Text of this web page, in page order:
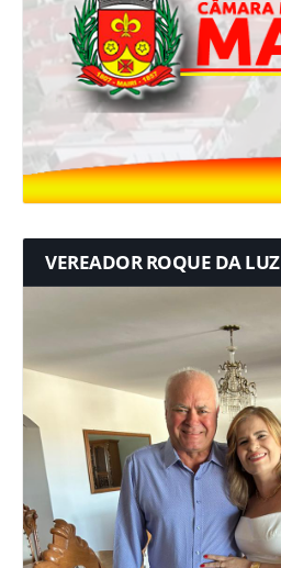
VEREADOR ROQUE DA LUZ